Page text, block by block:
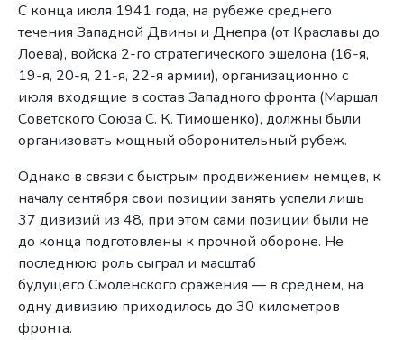
С конца июля 1941 года, на рубеже среднего
течения Западной Двины и Днепра (от Краславы до
Лоева), войска 2-го стратегического эшелона (16-я,
19-я, 20-я, 21-я, 22-я армии), организационно с
июля входящие в состав Западного фронта (Маршал
Советского Союза С. К. Тимошенко), должны были
организовать мощный оборонительный рубеж.
Однако в связи с быстрым продвижением немцев, к
началу сентября свои позиции занять успели лишь
37 дивизий из 48, при этом сами позиции были не
до конца подготовлены к прочной обороне. Не
последнюю роль сыграл и масштаб
будущего Смоленского сражения — в среднем, на
одну дивизию приходилось до 30 километров
фронта.